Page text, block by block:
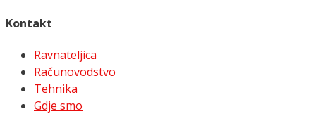
Kontakt
Ravnateljica
Računovodstvo
Tehnika
Gdje smo